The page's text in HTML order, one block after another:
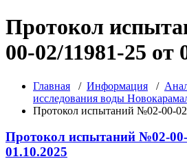
Протокол
00-02/11981-25 от
Главная / Информация /
исследования воды
Протокол испытаний №02-00-
Протокол испытаний №02-00-
01.10.2025